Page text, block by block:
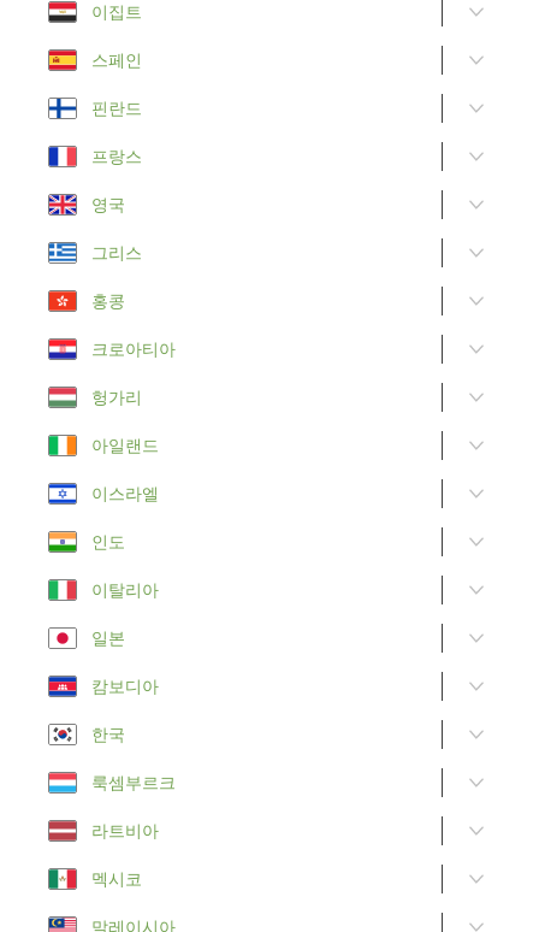
이집트
스페인
핀란드
프랑스
영국
그리스
홍콩
크로아티아
헝가리
아일랜드
이스라엘
인도
이탈리아
일본
캄보디아
한국
룩셈부르크
라트비아
멕시코
말레이시아